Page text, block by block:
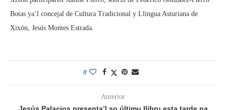
Botas ya’l concejal de Cultura Tradicional y Llingua Asturiana de
Xixón, Jesús Montes Estrada.
0
Anterior